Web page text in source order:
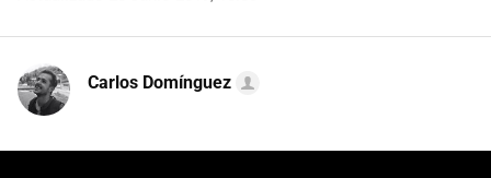
Carlos Domínguez